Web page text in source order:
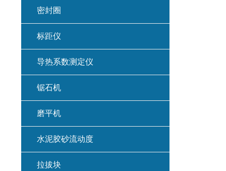
密封圈
标距仪
导热系数测定仪
锯石机
磨平机
水泥胶砂流动度
拉拔块